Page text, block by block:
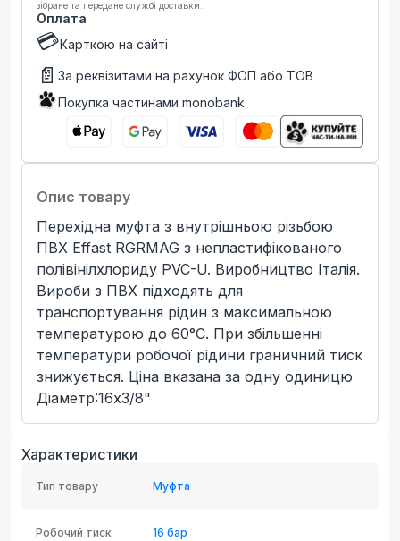
зібране та передане службі доставки.
Оплата
💳Карткою на сайті
📄 За реквізитами на рахунок ФОП або ТОВ
Покупка частинами monobank
Опис товару
Перехідна муфта з внутрішньою різьбою
ПВХ Effast RGRMAG з непластифікованого
полівінілхлориду PVC-U. Виробництво Італія.
Вироби з ПВХ підходять для
транспортування рідин з максимальною
температурою до 60°C. При збільшенні
температури робочої рідини граничний тиск
знижується. Ціна вказана за одну одиницю
Діаметр:16x3/8"
Характеристики
Тип товару Муфта
Робочий тиск 16 бар